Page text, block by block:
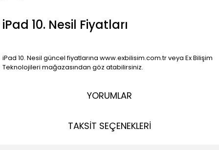
iPad 10. Nesil Fiyatları
iPad 10. Nesil güncel fiyatlarına www.exbilisim.com.tr veya Ex Bilişim
Teknolojileri mağazasından göz atabilirsiniz.
YORUMLAR
TAKSİT SEÇENEKLERİ